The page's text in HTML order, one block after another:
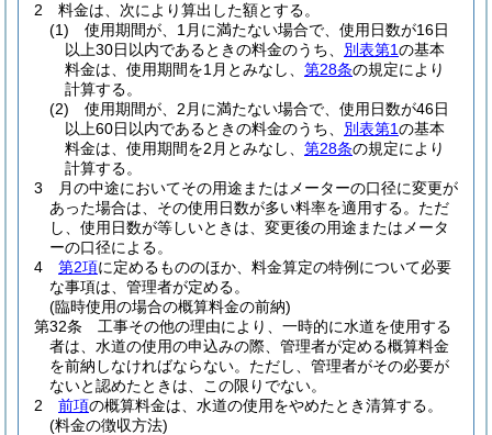
2
料金は、次により算出した額とする。
(1)
使用期間が、1月に満たない場合で、使用日数が16日
以上30日以内であるときの料金のうち、 別表第1の基本
料金は、使用期間を1月とみなし、 第28条の規定により
計算する。
(2)
使用期間が、2月に満たない場合で、使用日数が46日
以上60日以内であるときの料金のうち、 別表第1の基本
料金は、使用期間を2月とみなし、 第28条の規定により
計算する。
3
月の中途においてその用途またはメーターの口径に変更が
あった場合は、その使用日数が多い料率を適用する。 ただ
し、使用日数が等しいときは、変更後の用途またはメータ
ーの口径による。
4
第2項に定めるもののほか、料金算定の特例について必要
な事項は、管理者が定める。
(臨時使用の場合の概算料金の前納)
第32条
工事その他の理由により、一時的に水道を使用する
者は、水道の使用の申込みの際、管理者が定める概算料金
を前納しなければならない。 ただし、管理者がその必要が
ないと認めたときは、この限りでない。
2
前項の概算料金は、水道の使用をやめたとき清算する。
(料金の徴収方法)